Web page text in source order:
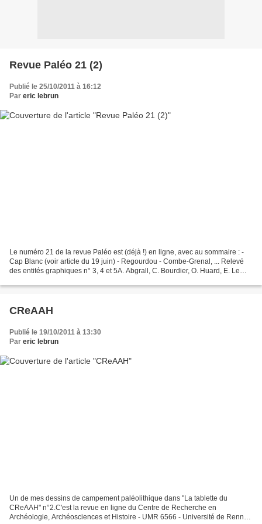
Revue Paléo 21 (2)
Publié le 25/10/2011 à 16:12
Par eric lebrun
Le numéro 21 de la revue Paléo est (déjà !) en ligne, avec au sommaire : -
Cap Blanc (voir article du 19 juin) - Regourdou - Combe-Grenal, ... Relevé
des entités graphiques n° 3, 4 et 5A. Abgrall, C. Bourdier, O. Huard, E. Le
CReAAH
Publié le 19/10/2011 à 13:30
Par eric lebrun
Un de mes dessins de campement paléolithique dans "La tablette du
CReAAH" n°2.C'est la revue en ligne du Centre de Recherche en
Archéologie, Archéosciences et Histoire - UMR 6566 - Université de Rennes